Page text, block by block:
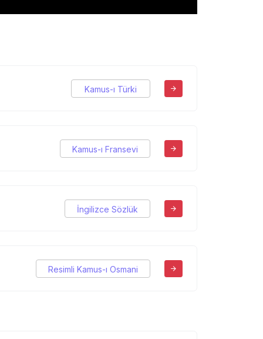
Kamus-ı Türki
Kamus-ı Fransevi
İngilizce Sözlük
Resimli Kamus-ı Osmani